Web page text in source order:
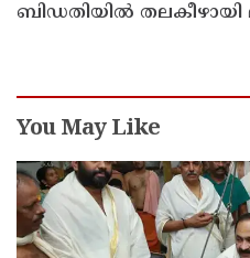
ബിഡതിയിൽ തലകീഴായി
You May Like